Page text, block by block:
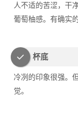
人不适的苦涩，干
葡萄柚感。有确实
杯底
冷冽的印象很强。
觉。